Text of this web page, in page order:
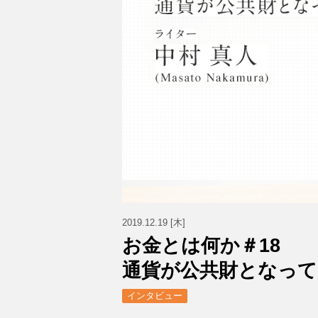
2019.12.19 [木]
お金とは何か＃18
通貨が公共財となっ
インタビュー